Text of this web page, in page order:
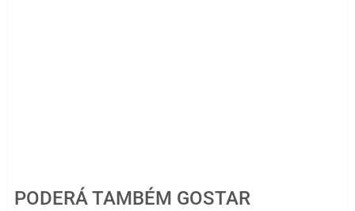
PODERÁ TAMBÉM GOSTAR